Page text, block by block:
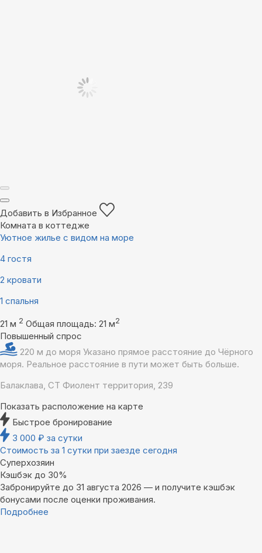
Добавить в Избранное
Комната в коттедже
Уютное жилье с видом на море
4 гостя
2 кровати
1 спальня
21 м 2 Общая площадь: 21 м2
Повышенный спрос
220 м до моря Указано прямое расстояние до Чёрного
моря. Реальное расстояние в пути может быть больше.
Балаклава, СТ Фиолент территория, 239
Показать расположение на карте
Быстрое бронирование
3 000 ₽ за сутки
Стоимость за 1 сутки при заезде сегодня
Суперхозяин
Кэшбэк до 30%
Забронируйте до 31 августа 2026 — и получите кэшбэк
бонусами после оценки проживания.
Подробнее